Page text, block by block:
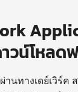
วน์โหลด
านทางเดย์เวิร์ค